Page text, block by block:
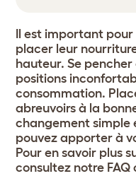
Il est important
placer leur
hauteur. Se
positions
consommation.
abreuvoirs à la
changement simple
pouvez apporter à
Pour en savoir plus
consultez notre FAQ